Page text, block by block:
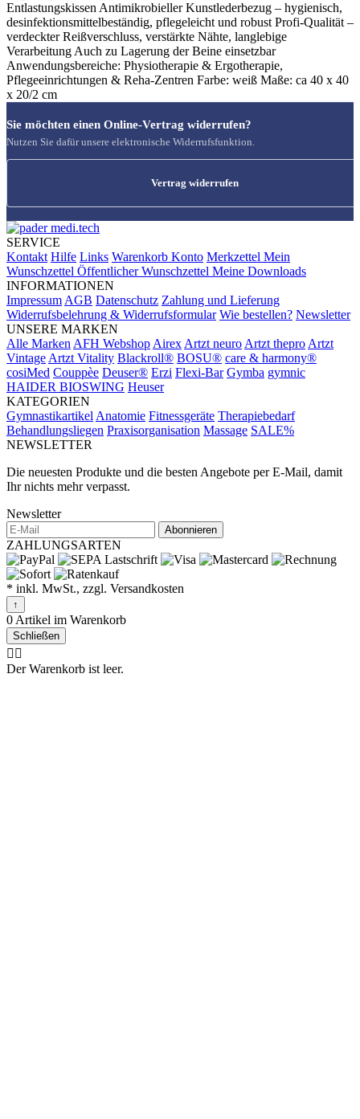
Entlastungskissen Antimikrobieller Kunstlederbezug – hygienisch,
desinfektionsmittelbeständig, pflegeleicht und robust Profi-Qualität –
verdeckter Reißverschluss, verstärkte Nähte, langlebige
Verarbeitung Auch zu Lagerung der Beine einsetzbar
Anwendungsbereiche: Physiotherapie & Ergotherapie,
Pflegeeinrichtungen & Reha-Zentren Farbe: weiß Maße: ca 40 x 40
x 20/2 cm
Sie möchten einen Online-Vertrag widerrufen?
Nutzen Sie dafür unsere elektronische Widerrufsfunktion.
Vertrag widerrufen
SERVICE
Kontakt Hilfe Links Warenkorb Konto Merkzettel Mein
Wunschzettel Öffentlicher Wunschzettel Meine Downloads
INFORMATIONEN
Impressum AGB Datenschutz Zahlung und Lieferung
Widerrufsbelehrung & Widerrufsformular Wie bestellen? Newsletter
UNSERE MARKEN
Alle Marken AFH Webshop Airex Artzt neuro Artzt thepro Artzt
Vintage Artzt Vitality Blackroll® BOSU® care & harmony®
cosiMed Couppèe Deuser® Erzi Flexi-Bar Gymba gymnic
HAIDER BIOSWING Heuser
KATEGORIEN
Gymnastikartikel Anatomie Fitnessgeräte Therapiebedarf
Behandlungsliegen Praxisorganisation Massage SALE%
NEWSLETTER
Die neuesten Produkte und die besten Angebote per E-Mail, damit
Ihr nichts mehr verpasst.
Newsletter
Abonnieren
ZAHLUNGSARTEN
* inkl. MwSt., zzgl. Versandkosten
↑
0 Artikel im Warenkorb
Schließen
🤷‍♂️
Der Warenkorb ist leer.